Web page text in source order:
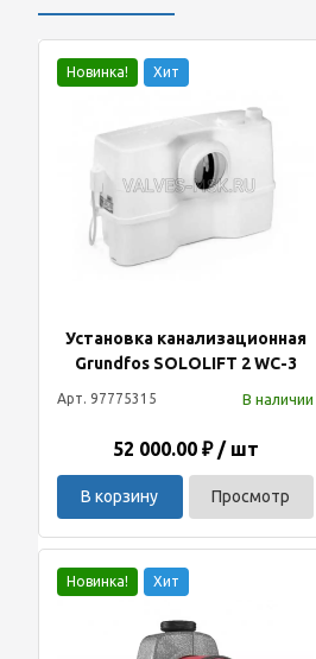
Новинка! Хит
Установка канализационная
Grundfos SOLOLIFT 2 WC-3
Арт. 97775315 В наличии
52 000.00 ₽ / шт
В корзину Просмотр
Новинка! Хит